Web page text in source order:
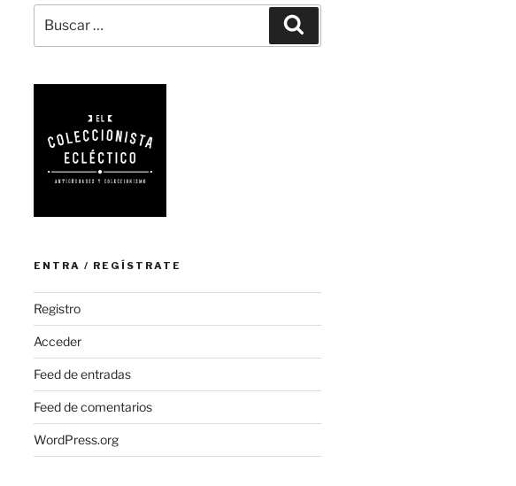
por:
ENTRA / REGÍSTRATE
Registro
Acceder
Feed de entradas
Feed de comentarios
WordPress.org